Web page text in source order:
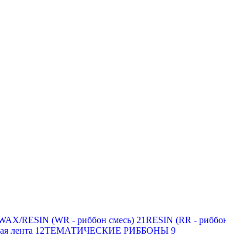
RESIN (WR - риббон смесь) 21RESIN (RR -
лента 12ТЕМАТИЧЕСКИЕ РИББОНЫ 9